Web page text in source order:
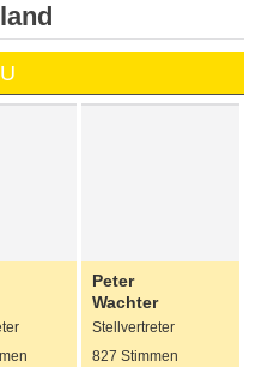
Peter
Wachter
Stellvertreter
827 Stimmen